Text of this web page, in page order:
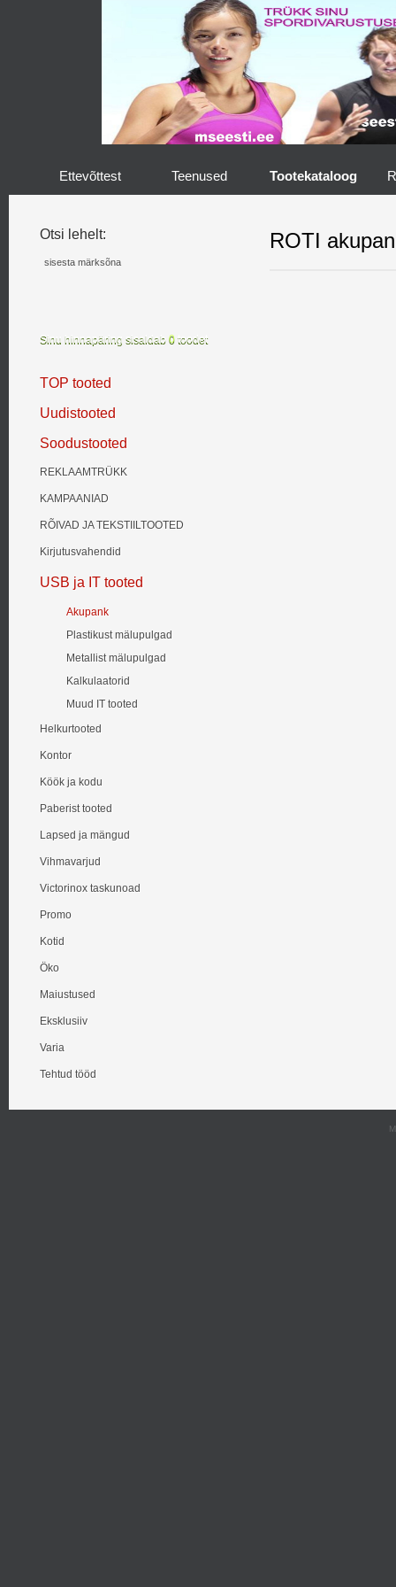
Ettevõttest Teenused Tootekataloog
Otsi lehelt:
Sinu hinnapäring sisaldab 0 toodet
TOP tooted
Uudistooted
Soodustooted
REKLAAMTRÜKK
KAMPAANIAD
RÕIVAD JA TEKSTIILTOOTED
Kirjutusvahendid
USB ja IT tooted
Akupank
Plastikust mälupulgad
Metallist mälupulgad
Kalkulaatorid
Muud IT tooted
Helkurtooted
Kontor
Köök ja kodu
Paberist tooted
Lapsed ja mängud
Vihmavarjud
Victorinox taskunoad
Promo
Kotid
Öko
Maiustused
Eksklusiiv
Varia
Tehtud tööd
ROTI